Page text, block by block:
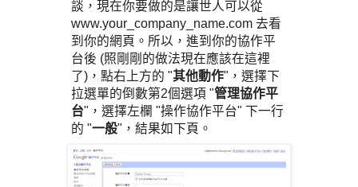
談，現在你要做的是讓世人可以從
www.your_company_name.com 去看
到你的網頁。所以，進到你的協作平
台後 (照剛剛的做法現在應該在這裡
了)，點右上方的 "其他動作"，選擇下
拉選單的倒數第2個選項 "管理協作平
台"，選擇左欄 "操作協作平台" 下一行
的 "一般"，結果如下頁。